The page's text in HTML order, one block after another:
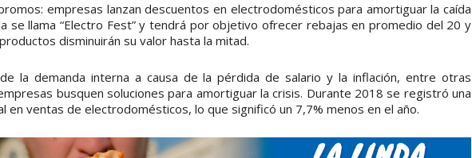
empresas lanzan descuentos en electrodomésticos para amortiguar la caída
se llama “Electro Fest” y tendrá por objetivo ofrecer rebajas en promedio del 20 y
disminuirán su valor hasta la mitad.
la demanda interna a causa de la pérdida de salario y la inflación, entre otras
busquen soluciones para amortiguar la crisis. Durante 2018 se registró una
en ventas de electrodomésticos, lo que significó un 7,7% menos en el año.